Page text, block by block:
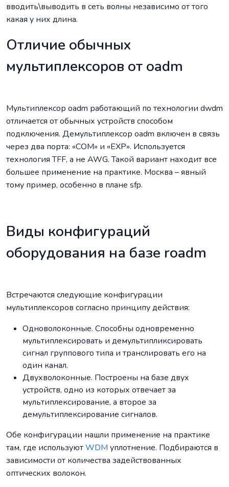
вводить\выводить в сеть волны независимо от того
какая у них длина.
Отличие обычных
мультиплексоров от oadm
Мультиплексор oadm работающий по технологии dwdm
отличается от обычных устройств способом
подключения. Демультиплексор oadm включен в связь
через два порта: «COM» и «EXP». Используется
технология TFF, а не AWG. Такой вариант находит все
большее применение на практике. Москва – явный
тому пример, особенно в плане sfp.
Виды конфигураций
оборудования на базе roadm
Встречаются следующие конфигурации
мультиплексоров согласно принципу действия:
Одноволоконные. Способны одновременно
мультиплексировать и демультипликсировать
сигнал группового типа и транслировать его на
один канал.
Двухволоконные. Построены на базе двух
устройств, одно из которых отвечает за
мультиплексирование, а второе за
демультиплексирование сигналов.
Обе конфигурации нашли применение на практике
там, где используютWDM уплотнение. Подбираются в
зависимости от количества задействованных
оптических волокон.